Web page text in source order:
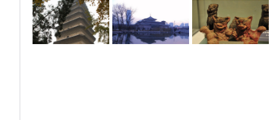
晚餐可在【袁家村美食城】自理享用陕西地道
美食。夜幕降临，华灯初上，夜游【大雁塔广
场】，【大唐不夜城】，（游览约90分钟左